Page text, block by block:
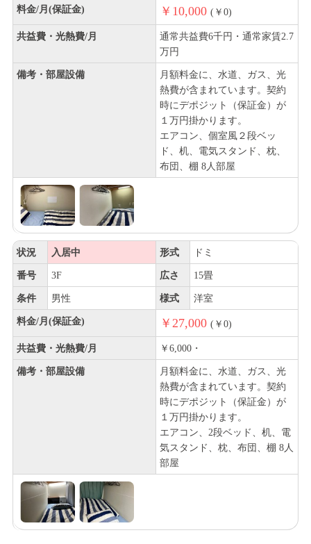
料金/月(保証金) ￥10,000 (￥0)
共益費・光熱費/月
通常共益費6千円・通常家賃2.7
万円
備考・部屋設備
月額料金に、水道、ガス、光
熱費が含まれています。契約
時にデポジット（保証金）が
１万円掛かります。
エアコン、個室風２段ベッ
ド、机、電気スタンド、枕、
布団、棚 8人部屋
状況 入居中 形式 ドミ
番号 3F 広さ 15畳
条件 男性 様式 洋室
料金/月(保証金) ￥27,000 (￥0)
共益費・光熱費/月 ￥6,000・
備考・部屋設備
月額料金に、水道、ガス、光
熱費が含まれています。契約
時にデポジット（保証金）が
１万円掛かります。
エアコン、2段ベッド、机、電
気スタンド、枕、布団、棚 8人
部屋